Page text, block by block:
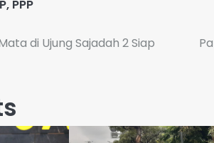
, PPP
di Ujung Sajadah 2 Siap